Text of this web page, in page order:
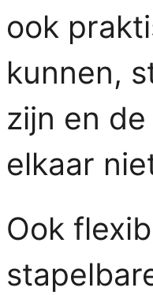
ook
kunnen,
zijn en
elkaar
Ook